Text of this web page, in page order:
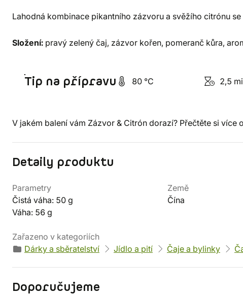
Lahodná kombinace pikantního zázvoru a svěžího citrónu
Složení: pravý zelený čaj, zázvor kořen, pomeranč kůra,
Tip na přípravu 80 °C 2,5
V jakém balení vám Zázvor & Citrón dorazí? Přečtěte si více
Detaily produktu
Parametry
Čistá váha: 50 g
Váha: 56 g
Země
Čína
Zařazeno v kategoriích
Dárky a sběratelství
Jídlo a pití Čaje a bylinky
Doporučujeme